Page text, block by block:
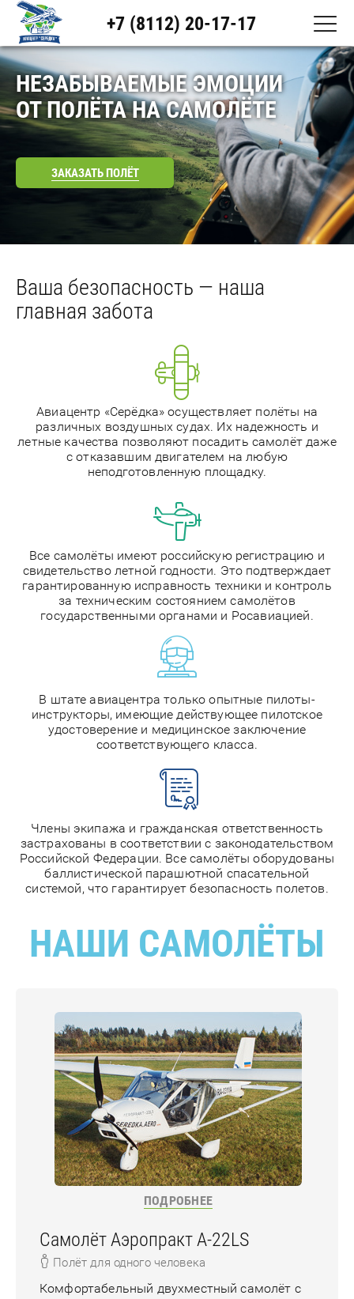
+7 (8112) 20-17-17
НЕЗАБЫВАЕМЫЕ ЭМОЦИИ
ОТ ПОЛЁТА НА САМОЛЁТЕ
ЗАКАЗАТЬ ПОЛЁТ
Ваша безопасность — наша
главная забота
Авиацентр «Серёдка» осуществляет полёты на
различных воздушных судах. Их надежность и
летные качества позволяют посадить самолёт даже
с отказавшим двигателем на любую
неподготовленную площадку.
Все самолёты имеют российскую регистрацию и
свидетельство летной годности. Это подтверждает
гарантированную исправность техники и контроль
за техническим состоянием самолётов
государственными органами и Росавиацией.
В штате авиацентра только опытные пилоты-
инструкторы, имеющие действующее пилотское
удостоверение и медицинское заключение
соответствующего класса.
Члены экипажа и гражданская ответственность
застрахованы в соответствии с законодательством
Российской Федерации. Все самолёты оборудованы
баллистической парашютной спасательной
системой, что гарантирует безопасность полетов.
НАШИ САМОЛЁТЫ
ПОДРОБНЕЕ
Самолёт Аэропракт A-22LS
Полёт для одного человека
Комфортабельный двухместный самолёт с